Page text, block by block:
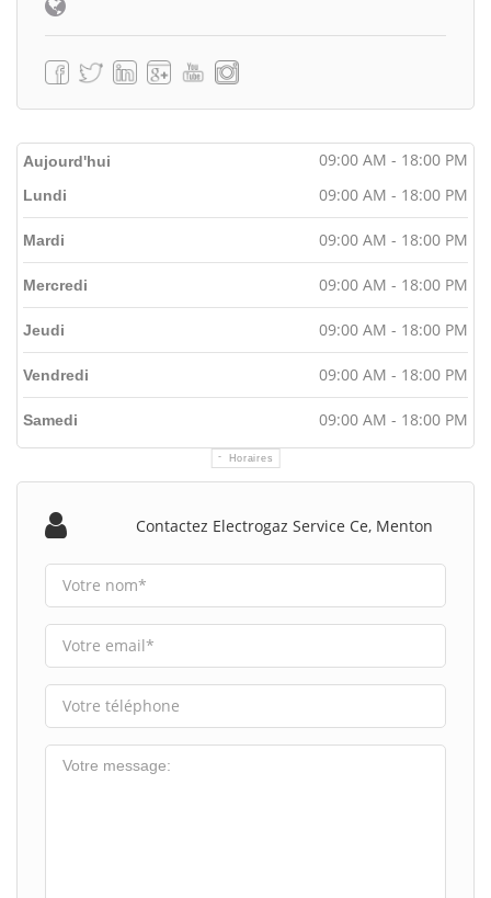
Aujourd'hui 09:00 AM - 18:00 PM
Horaires
Lundi 09:00 AM - 18:00 PM
Mardi 09:00 AM - 18:00 PM
Mercredi 09:00 AM - 18:00 PM
Jeudi 09:00 AM - 18:00 PM
Vendredi 09:00 AM - 18:00 PM
Samedi 09:00 AM - 18:00 PM
Contactez Electrogaz Service Ce, Menton